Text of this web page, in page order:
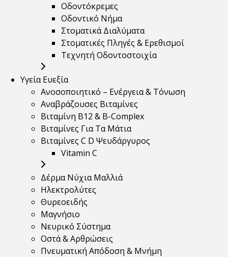
Οδοντόκρεμες
Οδοντικό Νήμα
Στοματικά Διαλύματα
Στοματικές Πληγές & Ερεθισμοί
Τεχνητή Οδοντοστοιχία
Υγεία Ευεξία
Ανοσοποιητικό – Ενέργεια & Τόνωση
Αναβράζουσες Βιταμίνες
Βιταμίνη B12 & Β-Complex
Βιταμίνες Για Τα Μάτια
Βιταμίνες C D Ψευδάργυρος
Vitamin C
Δέρμα Νύχια Μαλλιά
Ηλεκτρολύτες
Θυρεοειδής
Μαγνήσιο
Νευρικό Σύστημα
Οστά & Αρθρώσεις
Πνευματική Απόδοση & Μνήμη